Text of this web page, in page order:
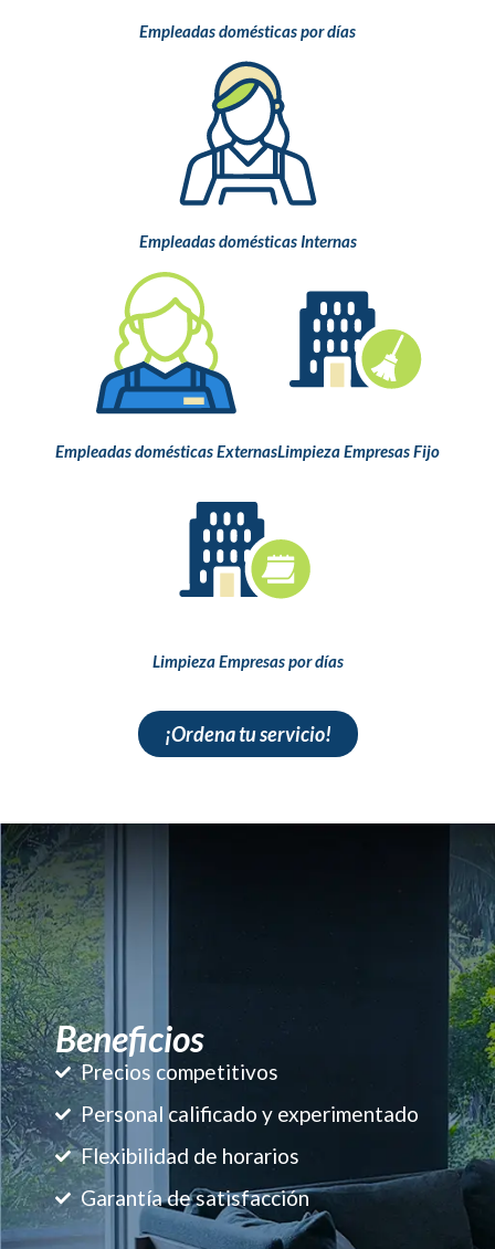
Empleadas domésticas por días
Empleadas domésticas Internas
Empleadas domésticas ExternasLimpieza Empresas Fijo
Limpieza Empresas por días
¡Ordena tu servicio!
Beneficios
Precios competitivos
Personal calificado y experimentado
Flexibilidad de horarios
Garantía de satisfacción